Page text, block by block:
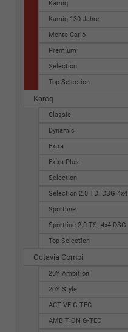
Kamiq
Kamiq 130 Jahre
Monte Carlo
Premium
Selection
Top Selection
Karoq
Classic
Dynamic
Extra
Extra Plus
Selection
Selection 2.0 TDI DSG 4x4
Sportline
Sportline 2.0 TSI 4x4 DSG
Top Selection
Octavia Combi
20Y Ambition
20Y Style
ACTIVE G-TEC
AMBITION G-TEC